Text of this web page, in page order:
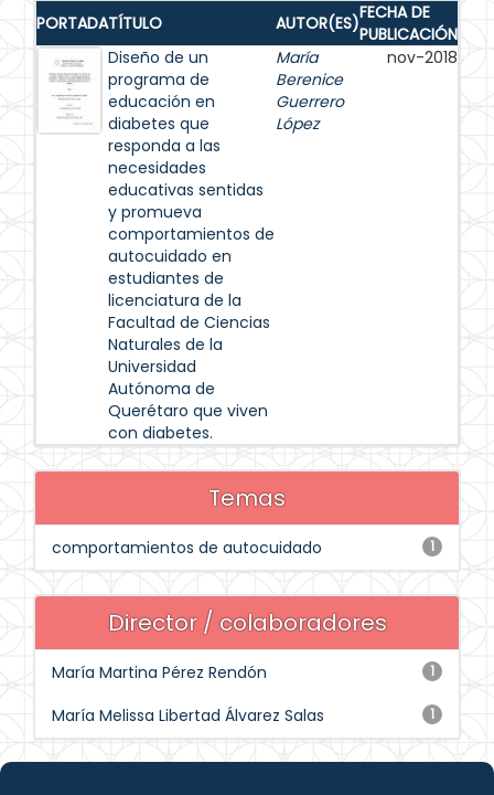
PORTADATÍTULO AUTOR(ES)FECHA DE
PUBLICACIÓN
Diseño de un
programa de
educación en
diabetes que
responda a las
necesidades
educativas sentidas
y promueva
comportamientos de
autocuidado en
estudiantes de
licenciatura de la
Facultad de Ciencias
Naturales de la
Universidad
Autónoma de
Querétaro que viven
con diabetes.
María
Berenice
Guerrero
López
nov-2018
Temas
1
comportamientos de autocuidado
Director / colaboradores
1
María Martina Pérez Rendón
1
María Melissa Libertad Álvarez Salas